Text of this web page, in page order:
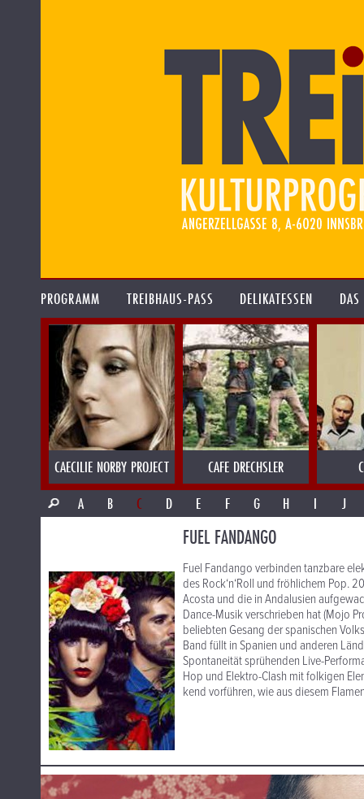
PROGRAMM TREIBHAUS-PASS DELIKATESSEN
CAECILIE NORBY PROJECT CAFE DRECHSLER
A
B C D E F G H I J
FUEL FANDANGO
Fuel Fandango verbinden tanzbare
des Rock‘n‘Roll und fröhlichem Pop.
Acosta und die in Andalusien
Dance-Musik verschrieben hat (Mojo
beliebten Gesang der spanischen
Band füllt in Spanien und anderen
Spontaneität sprühenden Live-
Hop und Elektro-Clash mit folkigen
kend vorführen, wie aus diesem
HÖR ZU